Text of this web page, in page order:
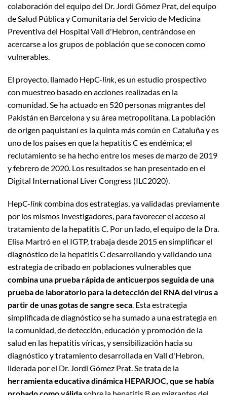
colaboración del equipo del Dr. Jordi Gómez Prat, del equipo
de Salud Pública y Comunitaria del Servicio de Medicina
Preventiva del Hospital Vall d'Hebron, centrándose en
acercarse a los grupos de población que se conocen como
vulnerables.
El proyecto, llamado HepC-link, es un estudio prospectivo
con muestreo basado en acciones realizadas en la
comunidad. Se ha actuado en 520 personas migrantes del
Pakistán en Barcelona y su área metropolitana. La población
de origen paquistaní es la quinta más común en Cataluña y es
uno de los países en que la hepatitis C es endémica; el
reclutamiento se ha hecho entre los meses de marzo de 2019
y febrero de 2020. Los resultados se han presentado en el
Digital International Liver Congress (ILC2020).
HepC-linkcombina dos estrategias, ya validadas previamente
por los mismos investigadores, para favorecer el acceso al
tratamiento de la hepatitis C. Por un lado, el equipo de la Dra.
Elisa Martró en el IGTP, trabaja desde 2015 en simplificar el
diagnóstico de la hepatitis C desarrollando y validando una
estrategia de cribado en poblaciones vulnerables que
combina una prueba rápida de anticuerpos seguida de una
prueba de laboratorio para la detección del RNA del virus a
partir de unas gotas de sangre seca. Esta estrategia
simplificada de diagnóstico se ha sumado a una estrategia en
la comunidad, de detección, educación y promoción de la
salud en las hepatitis víricas, y sensibilización hacia su
diagnóstico y tratamiento desarrollada en Vall d'Hebron,
liderada por el Dr. Jordi Gómez Prat. Se trata de la
herramienta educativa dinámica HEPARJOC, que se había